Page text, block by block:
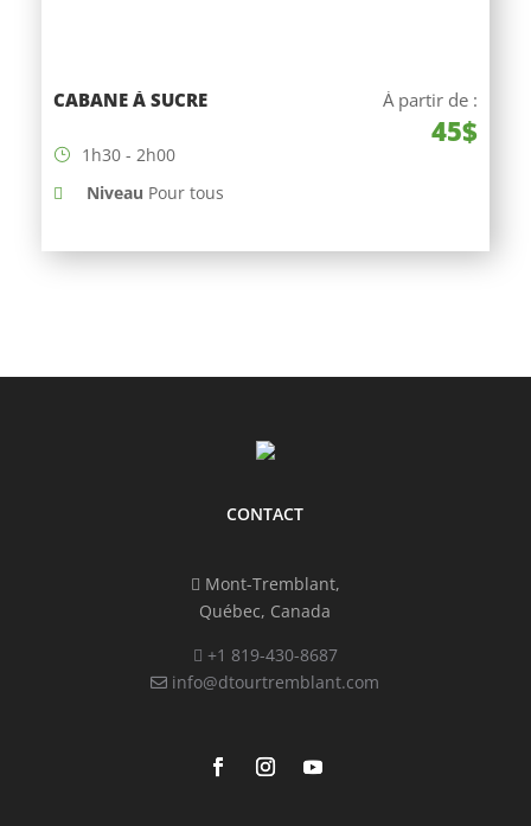
CABANE À SUCRE À partir de :
45$
1h30 - 2h00
Niveau Pour tous
CONTACT
Mont-Tremblant,
Québec, Canada
+1 819-430-8687
info@dtourtremblant.com